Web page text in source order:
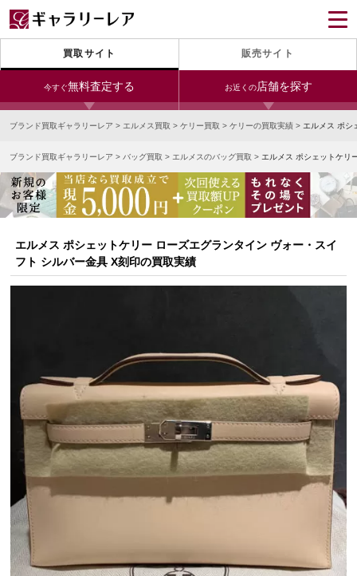
買取サイト 販売サイト
今すぐ無料査定する お近くの店舗を探す
24時間受付（対応時間10:00～19:00）
宅配買取を申し込む
無料の宅配キットをお届けします
今すぐ電話査定
受付時間 10:00～19:00
銀座本店 青山表参道店 新宿東口店
小田急新宿店 LAB東京 名古屋大須店
なんば店 神戸元町(三宮)店
宅配買取を申し込む
無料の宅配キットをお届けします
ブランド買取ギャラリーレア > エルメス買取 > ケリー買取 > ケリーの買取実績 > エルメス ポシ
ブランド買取ギャラリーレア > バッグ買取 > エルメスのバッグ買取 > エルメス ポシェットケリ
エルメス ポシェットケリー ローズエグランタイン ヴォー・スイ
フト シルバー金具 X刻印の買取実績